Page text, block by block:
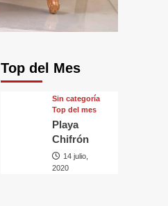
Top del Mes
Sin categorí­a
Top del mes
Playa
Chifrón
14 julio,
2020